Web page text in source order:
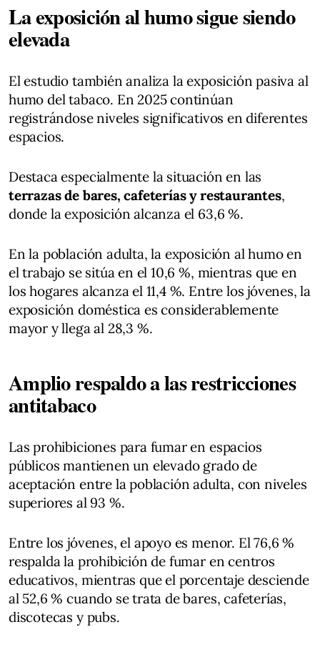
La exposición al humo sigue siendo
elevada
El estudio también analiza la exposición pasiva al
humo del tabaco. En 2025 continúan
registrándose niveles significativos en diferentes
espacios.
Destaca especialmente la situación en las
terrazas de bares, cafeterías y restaurantes,
donde la exposición alcanza el 63,6 %.
En la población adulta, la exposición al humo en
el trabajo se sitúa en el 10,6 %, mientras que en
los hogares alcanza el 11,4 %. Entre los jóvenes, la
exposición doméstica es considerablemente
mayor y llega al 28,3 %.
Amplio respaldo a las restricciones
antitabaco
Las prohibiciones para fumar en espacios
públicos mantienen un elevado grado de
aceptación entre la población adulta, con niveles
superiores al 93 %.
Entre los jóvenes, el apoyo es menor. El 76,6 %
respalda la prohibición de fumar en centros
educativos, mientras que el porcentaje desciende
al 52,6 % cuando se trata de bares, cafeterías,
discotecas y pubs.